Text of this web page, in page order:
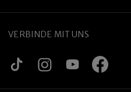
VERBINDE MIT UNS